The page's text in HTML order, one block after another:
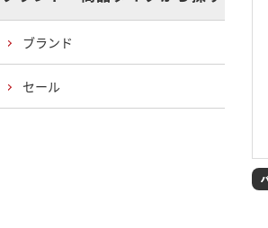
ブランド
セール